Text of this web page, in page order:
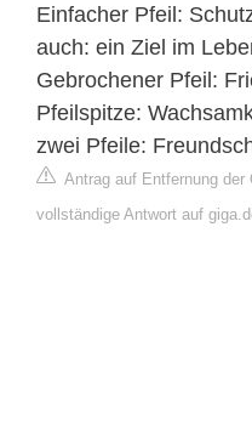
Einfacher Pfeil:
auch: ein Ziel im
Gebrochener Pfeil:
Pfeilspitze:
zwei Pfeile:
Antrag auf Entfernung der
vollständige Antwort auf